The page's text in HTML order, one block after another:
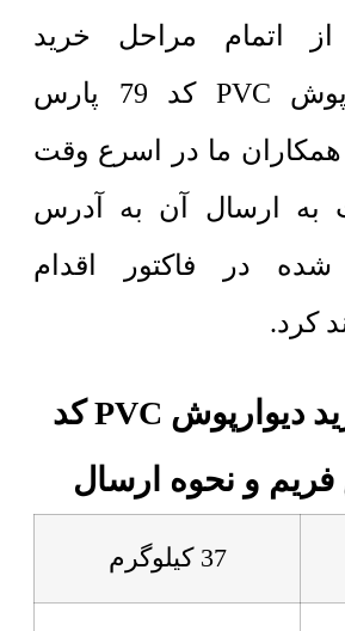
اتمام مراحل خرید
دیوارپوش PVC کد 79 پارس
همکاران ما در اسرع وقت
به ارسال آن به آدرس
در فاکتور اقدام
کرد.
شرایط خرید دیوارپوش PVC کد
37 کیلوگرم